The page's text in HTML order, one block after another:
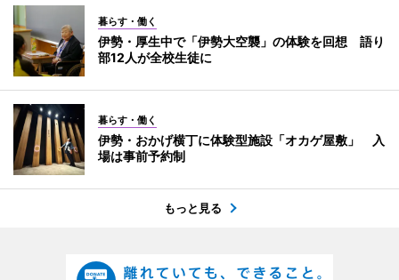
暮らす・働く
伊勢・厚生中で「伊勢大空襲」の体験を回想 語り
部12人が全校生徒に
暮らす・働く
伊勢・おかげ横丁に体験型施設「オカゲ屋敷」 入
場は事前予約制
もっと見る